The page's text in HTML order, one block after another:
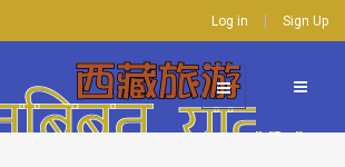
Log in Sign Up